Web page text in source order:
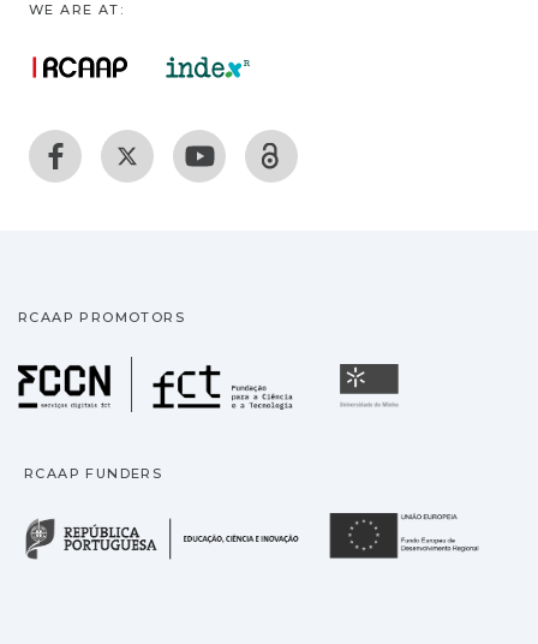
WE ARE AT:
RCAAP PROMOTORS
Fundação para a
RCAAP FUNDERS
República Portuguesa